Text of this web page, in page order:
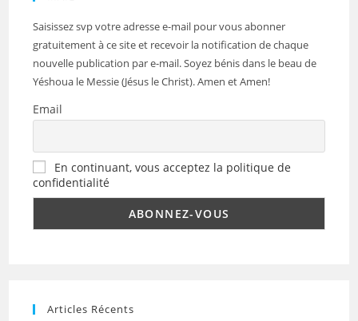
Saisissez svp votre adresse e-mail pour vous abonner
gratuitement à ce site et recevoir la notification de chaque
nouvelle publication par e-mail. Soyez bénis dans le beau de
Yéshoua le Messie (Jésus le Christ). Amen et Amen!
Email
En continuant, vous acceptez la politique de
confidentialité
Articles Récents